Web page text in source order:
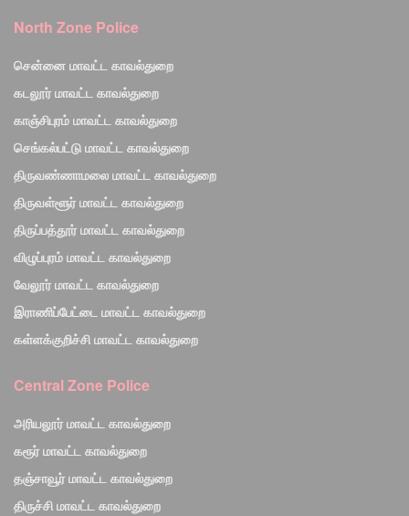
North Zone Police
சென்னை மாவட்ட காவல்துறை
கடலூர் மாவட்ட காவல்துறை
காஞ்சிபுரம் மாவட்ட காவல்துறை
செங்கல்பட்டு மாவட்ட காவல்துறை
திருவண்ணாமலை மாவட்ட காவல்துறை
திருவள்ளூர் மாவட்ட காவல்துறை
திருப்பத்தூர் மாவட்ட காவல்துறை
விழுப்புரம் மாவட்ட காவல்துறை
வேலூர் மாவட்ட காவல்துறை
இராணிப்பேட்டை மாவட்ட காவல்துறை
கள்ளக்குறிச்சி மாவட்ட காவல்துறை
Central Zone Police
அரியலூர் மாவட்ட காவல்துறை
கரூர் மாவட்ட காவல்துறை
தஞ்சாவூர் மாவட்ட காவல்துறை
திருச்சி மாவட்ட காவல்துறை